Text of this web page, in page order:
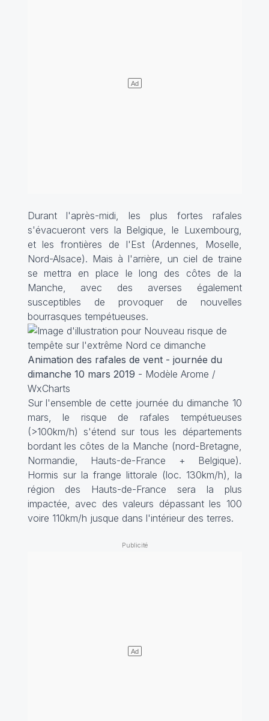
Durant l'après-midi, les plus fortes rafales
s'évacueront vers la Belgique, le Luxembourg,
et les frontières de l'Est (Ardennes, Moselle,
Nord-Alsace). Mais à l'arrière, un ciel de traine
se mettra en place le long des côtes de la
Manche, avec des averses également
susceptibles de provoquer de nouvelles
bourrasques tempétueuses.
Animation des rafales de vent - journée du
dimanche 10 mars 2019 - Modèle Arome /
WxCharts
Sur l'ensemble de cette journée du dimanche 10
mars, le risque de rafales tempétueuses
(>100km/h) s'étend sur tous les départements
bordant les côtes de la Manche (nord-Bretagne,
Normandie, Hauts-de-France + Belgique).
Hormis sur la frange littorale (loc. 130km/h), la
région des Hauts-de-France sera la plus
impactée, avec des valeurs dépassant les 100
voire 110km/h jusque dans l'intérieur des terres.